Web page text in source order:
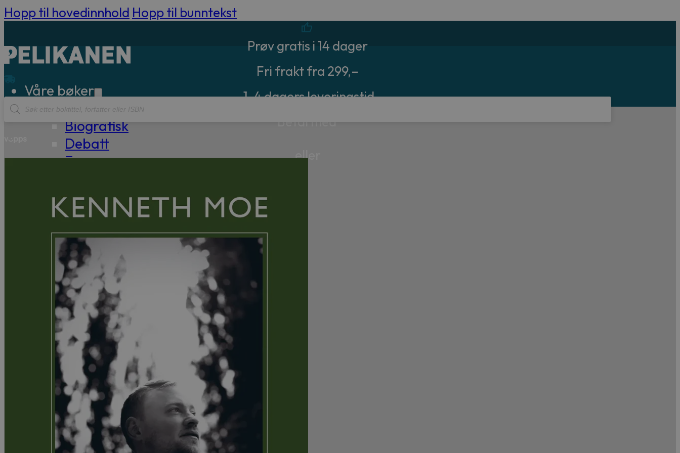
Hopp til hovedinnhold Hopp til bunntekst
Prøv gratis i 14 dager
Fri frakt fra 299,–
1-4 dagers leveringstid
Betal med
eller
Våre bøker
Sakprosa
Biografisk
Debatt
Essay
Samfunn
Skjønnlitteratur
Krim
Noveller
Roman
Tegneserier
Annet
Outlet — kvalitetslitteratur til 99,-
Forfattere
Våre utvalgte
Våre bøker
Sakprosa
Products
search